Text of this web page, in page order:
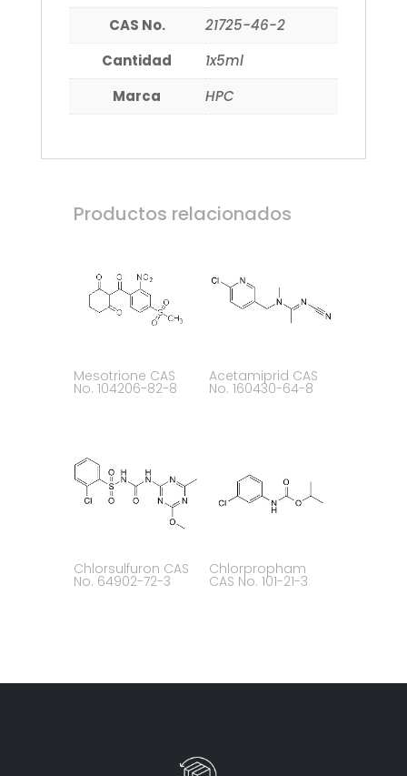
CAS No.
21725-46-2
Cantidad
1x5ml
Marca
HPC
Productos relacionados
Mesotrione CAS
No. 104206-82-8
Acetamiprid CAS
No. 160430-64-8
Chlorsulfuron CAS
No. 64902-72-3
Chlorpropham
CAS No. 101-21-3